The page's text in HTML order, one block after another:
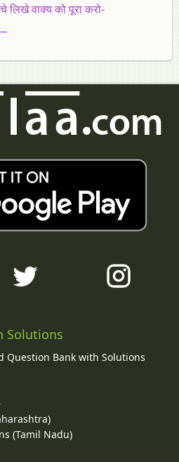
लिखे वाक्य को पूरा करो-
Solutions
Question Bank with Solutions
(Tamil Nadu)